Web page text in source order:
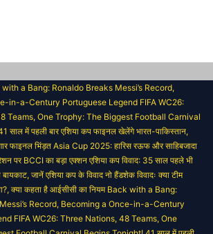
a Bang: Ronaldo Breaks Messi’s Record,
in-a-Century Portuguese Legend FIFA WC26:
Teams, One Trophy: The Biggest Football Carnival
साल में पहली बार एशिया कप फाइनल खेलेंगे भारत-पाकिस्तान,
फाइनल भिंड़तAsia Cup 2025: हारिस रऊफ और साहिबजादा
पर BCCI का बड़ा एक्शन एशिया कप विवाद: 35 साल पहले भी
बायकाट, जानें एशिया कप के विवाद नो हैंडशेक विवादः क्या टीम
क्या कहता है आईसीसी का नियम Back with a Bang:
Record, Becoming a Once-in-a-Century
FIFA WC26: Three Nations, 48 Teams, One